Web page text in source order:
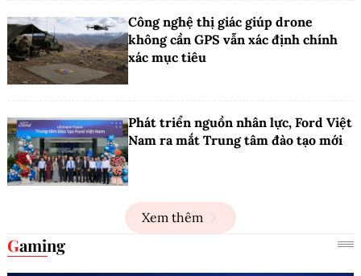
Công nghệ thị giác giúp drone
không cần GPS vẫn xác định chính
xác mục tiêu
Phát triển nguồn nhân lực, Ford Việt
Nam ra mắt Trung tâm đào tạo mới
Xem thêm
Gaming